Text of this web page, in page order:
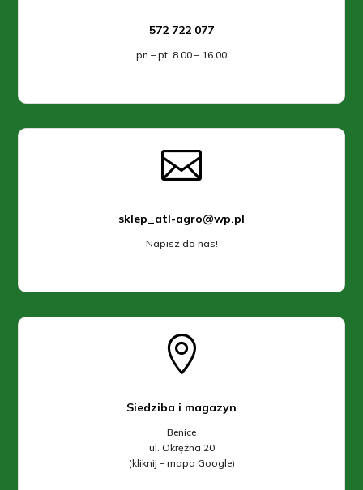
572 722 077
pn – pt: 8.00 – 16.00

sklep_atl-agro@wp.pl
Napisz do nas!

Siedziba i magazyn
Benice
ul. Okrężna 20
(kliknij – mapa Google)